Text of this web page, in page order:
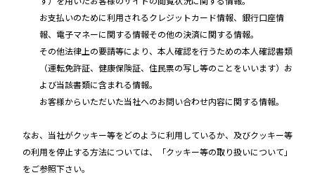
お支払いのために利用されるクレジットカード情報、銀行口座情
報、電子マネーに関する情報その他の決済に関する情報。
その他法律上の要請等により、本人確認を行うための本人確認書類
（運転免許証、健康保険証、住民票の写し等のことをいいます）お
よび当該書類に含まれる情報。
お客様からいただいた当社へのお問い合わせ内容に関する情報。
なお、当社がクッキー等をどのように利用しているか、及びクッキー等
の利用を停止する方法については、「クッキー等の取り扱いについて」
をご参照下さい。